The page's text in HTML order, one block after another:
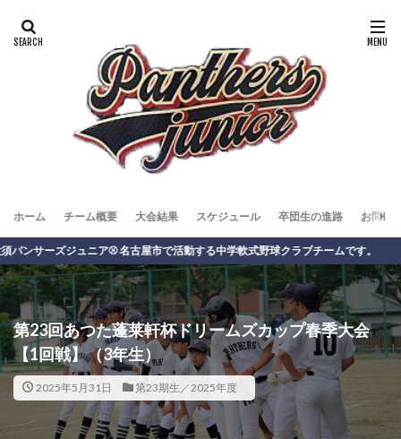
ホーム チーム概要 大会結果 スケジュール 卒団生の進路 お問い
ジュニア⚾️ 名古屋市で活動する中学軟式野球クラブチームです。
第23回あつた蓬莱軒杯ドリームズカップ春季大会
【1回戦】（3年生）
2025年5月31日 第23期生／2025年度